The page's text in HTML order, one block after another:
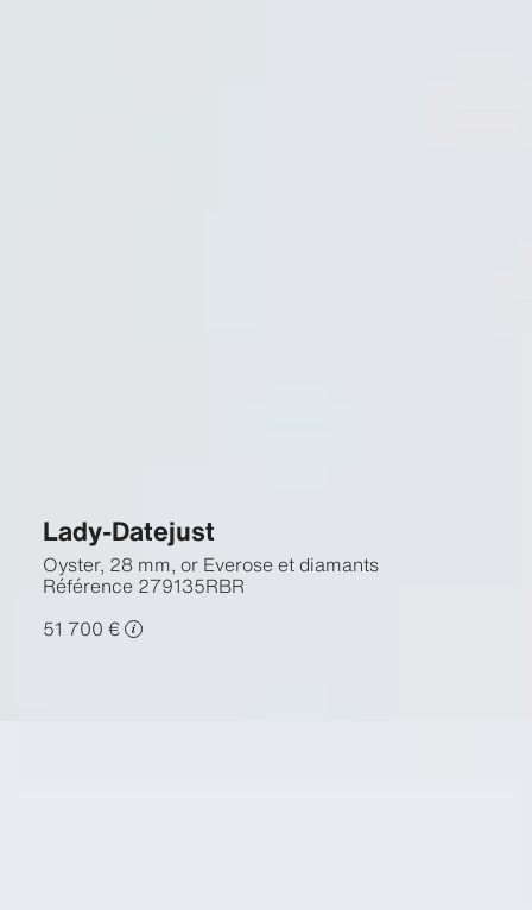
Lady-Datejust
Oyster, 28 mm, or Everose et diamants
Référence 279135RBR
51 700 €